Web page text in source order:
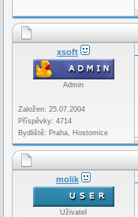
xsoft
Admin
Založen: 25.07.2004
Příspěvky: 4714
Bydliště: Praha, Hostomice
molik
Uživatel